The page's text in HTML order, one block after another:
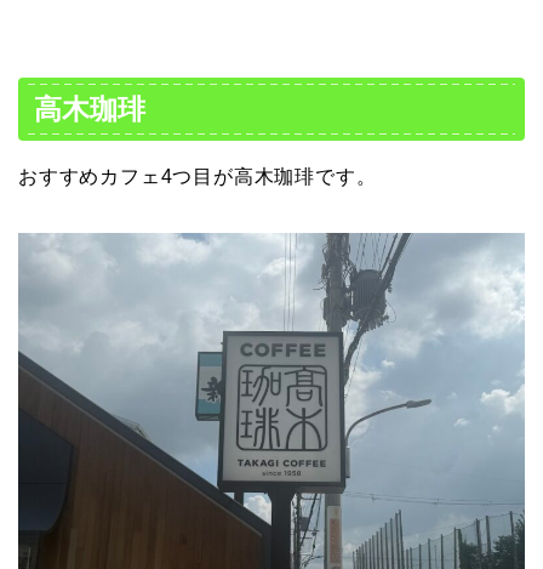
高木珈琲
おすすめカフェ4つ目が高木珈琲です。